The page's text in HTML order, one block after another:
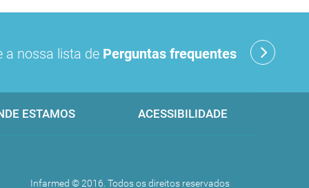
a nossa lista de Perguntas frequentes
ESTAMOS ACESSIBILIDADE
Infarmed © 2016. Todos os direitos reservados